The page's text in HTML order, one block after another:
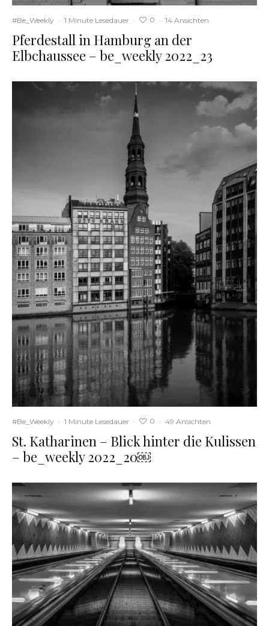
#Be_Weekly · 1 Minute Lesedauer · 0 · 14 Ansichten
Pferdestall in Hamburg an der
Elbchaussee – be_weekly 2022_23
#Be_Weekly · 1 Minute Lesedauer · 0 · 49 Ansichten
St. Katharinen – Blick hinter die Kulissen
– be_weekly 2022_20￼